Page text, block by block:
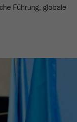
Führung, globale